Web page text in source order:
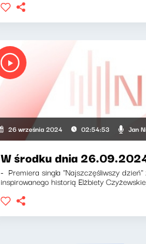
26 września 2024 02:54:53 Jan
W środku dnia
- Premiera singla ''Najszczęśliwszy
inspirowanego historią Elżbiety